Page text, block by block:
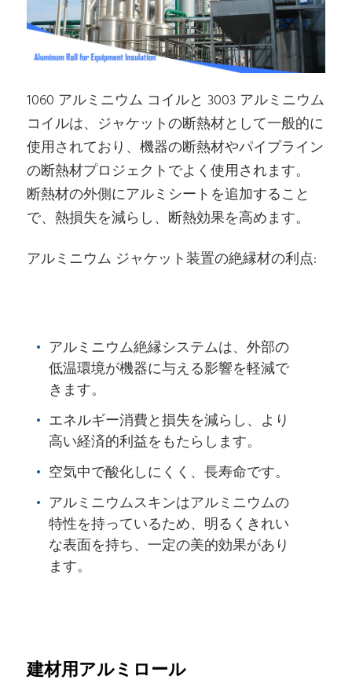
1060 アルミニウム コイルと 3003 アルミニウム
コイルは、ジャケットの断熱材として一般的に
使用されており、機器の断熱材やパイプライン
の断熱材プロジェクトでよく使用されます。
断熱材の外側にアルミシートを追加すること
で、熱損失を減らし、断熱効果を高めます。
アルミニウム ジャケット装置の絶縁材の利点:
アルミニウム絶縁システムは、外部の
低温環境が機器に与える影響を軽減で
きます。
エネルギー消費と損失を減らし、より
高い経済的利益をもたらします。
空気中で酸化しにくく、長寿命です。
アルミニウムスキンはアルミニウムの
特性を持っているため、明るくきれい
な表面を持ち、一定の美的効果があり
ます。
建材用アルミロール